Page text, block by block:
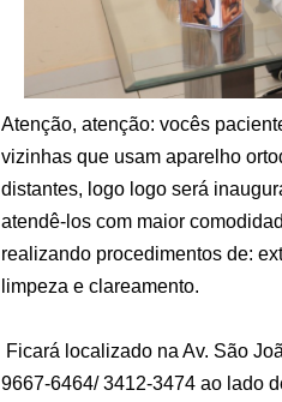
Atenção, atenção: vocês
vizinhas que usam aparelho
distantes, logo logo será
atendê-los com maior
realizando procedimentos de:
limpeza e clareamento.
Ficará localizado na Av. São
9667-6464/ 3412-3474 ao lado